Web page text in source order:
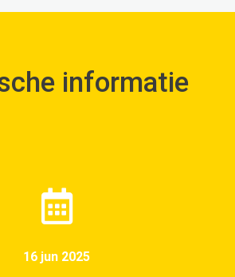
informatie
16 jun 2025